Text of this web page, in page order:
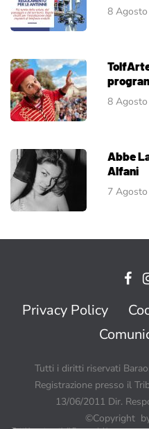
8
8
Abbe
Alfani
7
Privacy Policy
Tutti i diritti riservati
Registrazione presso il
13/06/2011 Dir.
©Copyright